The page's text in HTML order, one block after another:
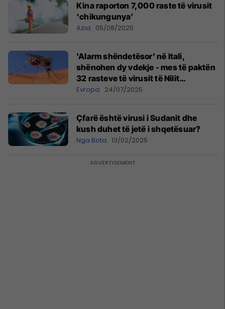
Kina raporton 7,000 raste të virusit
‘chikungunya’
Azia 05/08/2025
'Alarm shëndetësor' në Itali,
shënohen dy vdekje - mes të paktën
32 rasteve të virusit të Nilit
Perëndimor
Evropa 24/07/2025
Çfarë është virusi i Sudanit dhe
kush duhet të jetë i shqetësuar?
Nga Bota 13/02/2025